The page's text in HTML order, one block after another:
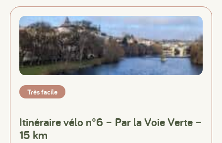
Très facile
Itinéraire vélo n°6 – Par la Voie Verte –
15 km